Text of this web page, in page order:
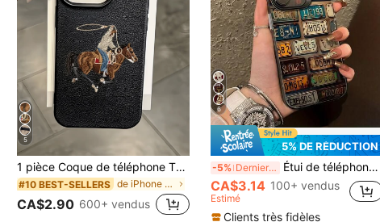
5
1 pièce Coque de téléphone TPU antichoc à couverture complète minimaliste personnalisée avec cheval brun galopant noir, compatible avec Apple 17 16 15 14 13 12 11 Pro Max Air
#10 BEST-SELLERS de iPhone XR Étuis de téléphone tendance
CA$2.90 600+ vendus
6
5% DE RÉDUCTION
-5% Derniers 3 jours Étui de téléphone mode antichoc Élément automobile Conception de plaque d'immatriculation vintage esthétique Compatible avec iPhone 16 Pro Max/15 Pro/14 Plus/13/12/11/Xs Max/XS/XR/8/7 Finition mate dégradée haut de gamme Sans pelage Résistant à l'eau Anti-chute Résistant aux rayures Cadeau d'anniversaire Version internationale, pas la version domestique
CA$3.14 100+ vendus
Estimé
Clients très fidèles